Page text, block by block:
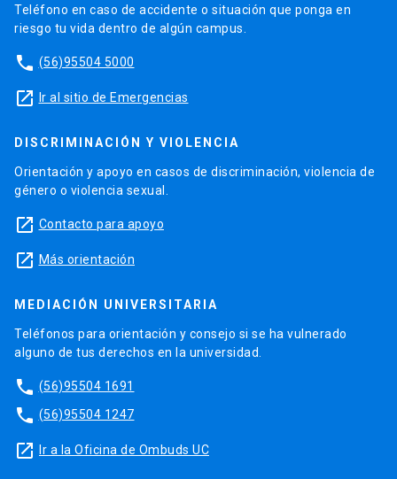
Teléfono en caso de accidente o situación que ponga en
riesgo tu vida dentro de algún campus.
phone (56)95504 5000
launch Ir al sitio de Emergencias
DISCRIMINACIÓN Y VIOLENCIA
Orientación y apoyo en casos de discriminación, violencia de
género o violencia sexual.
launch Contacto para apoyo
launch Más orientación
MEDIACIÓN UNIVERSITARIA
Teléfonos para orientación y consejo si se ha vulnerado
alguno de tus derechos en la universidad.
phone (56)95504 1691
phone (56)95504 1247
launch Ir a la Oficina de Ombuds UC